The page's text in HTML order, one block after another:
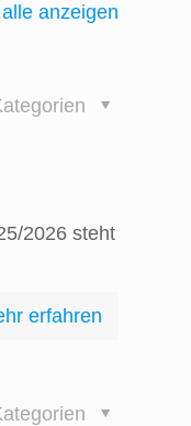
alle anzeigen
2026 steht
erfahren